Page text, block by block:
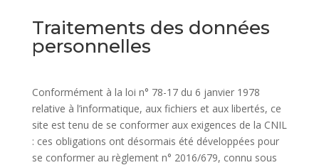
Traitements des données
personnelles
Conformément à la loi n° 78-17 du 6 janvier 1978
relative à l’informatique, aux fichiers et aux libertés, ce
site est tenu de se conformer aux exigences de la CNIL
: ces obligations ont désormais été développées pour
se conformer au règlement n° 2016/679, connu sous